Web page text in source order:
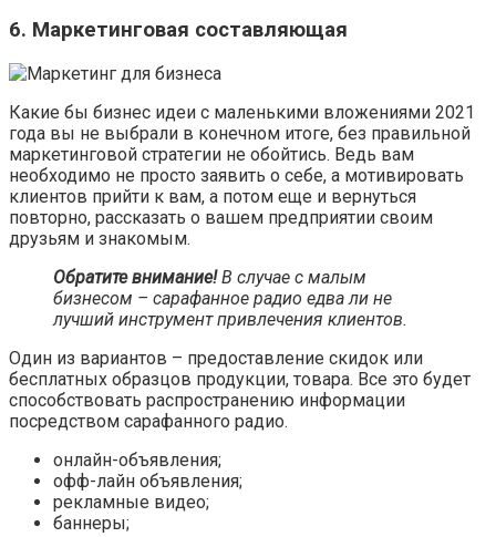
6. Маркетинговая составляющая
Какие бы бизнес идеи с маленькими вложениями 2021
года вы не выбрали в конечном итоге, без правильной
маркетинговой стратегии не обойтись. Ведь вам
необходимо не просто заявить о себе, а мотивировать
клиентов прийти к вам, а потом еще и вернуться
повторно, рассказать о вашем предприятии своим
друзьям и знакомым.
Обратите внимание! В случае с малым
бизнесом – сарафанное радио едва ли не
лучший инструмент привлечения клиентов.
Один из вариантов – предоставление скидок или
бесплатных образцов продукции, товара. Все это будет
способствовать распространению информации
посредством сарафанного радио.
онлайн-объявления;
офф-лайн объявления;
рекламные видео;
баннеры;